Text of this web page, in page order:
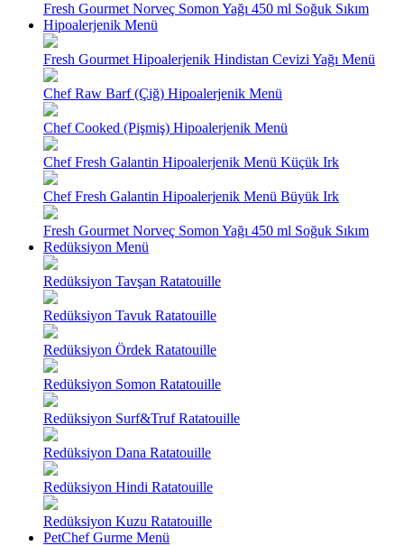
Fresh Gourmet Norveç Somon Yağı 450 ml Soğuk Sıkım
Hipoalerjenik Menü
Fresh Gourmet Hipoalerjenik Hindistan Cevizi Yağı Menü
Chef Raw Barf (Çiğ) Hipoalerjenik Menü
Chef Cooked (Pişmiş) Hipoalerjenik Menü
Chef Fresh Galantin Hipoalerjenik Menü Küçük Irk
Chef Fresh Galantin Hipoalerjenik Menü Büyük Irk
Fresh Gourmet Norveç Somon Yağı 450 ml Soğuk Sıkım
Redüksiyon Menü
Redüksiyon Tavşan Ratatouille
Redüksiyon Tavuk Ratatouille
Redüksiyon Ördek Ratatouille
Redüksiyon Somon Ratatouille
Redüksiyon Surf&Truf Ratatouille
Redüksiyon Dana Ratatouille
Redüksiyon Hindi Ratatouille
Redüksiyon Kuzu Ratatouille
PetChef Gurme Menü